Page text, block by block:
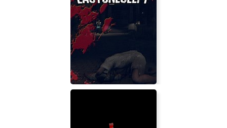
Frostpunk: The Last Autumn